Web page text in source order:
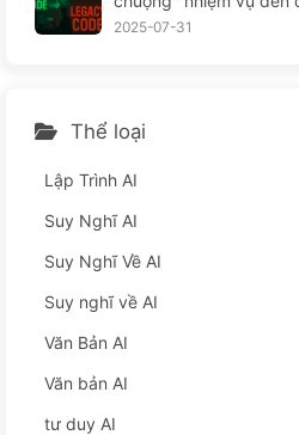
hiến nhân viên khổ sở
2025-07-31
Thể loại
Lập Trình AI
Suy Nghĩ AI
Suy Nghĩ Về AI
Suy nghĩ về AI
Văn Bản AI
Văn bản AI
tư duy AI